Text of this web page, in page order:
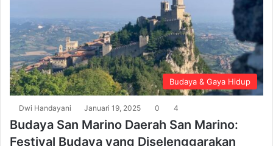
Budaya & Gaya Hidup
Dwi Handayani Januari 19, 2025 0 4
Budaya San Marino Daerah San Marino:
Festival Budaya yang Diselenggarakan